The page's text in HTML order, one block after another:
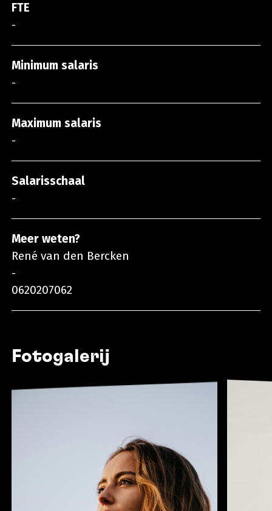
FTE
-
Minimum salaris
-
Maximum salaris
-
Salarisschaal
-
Meer weten?
René van den Bercken
-
0620207062
Fotogalerij